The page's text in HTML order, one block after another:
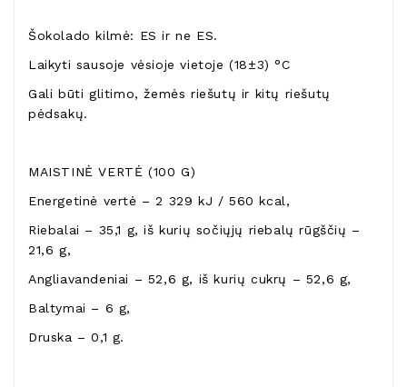
Šokolado kilmė: ES ir ne ES.
Laikyti sausoje vėsioje vietoje (18±3) °C
Gali būti glitimo, žemės riešutų ir kitų riešutų
pėdsakų.
MAISTINĖ VERTĖ (100 G)
Energetinė vertė – 2 329 kJ / 560 kcal,
Riebalai – 35,1 g, iš kurių sočiųjų riebalų rūgščių –
21,6 g,
Angliavandeniai – 52,6 g, iš kurių cukrų – 52,6 g,
Baltymai – 6 g,
Druska – 0,1 g.